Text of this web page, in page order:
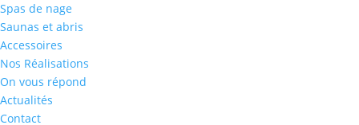
Spas de nage
Saunas et abris
Accessoires
Nos Réalisations
On vous répond
Actualités
Contact